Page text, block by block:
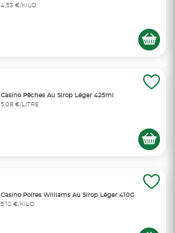
4,53 €/KILO
Casino Pêches Au Sirop Léger 425ml
5,08 €/LITRE
Casino Poires Williams Au Sirop Léger 410G
5,12 €/KILO